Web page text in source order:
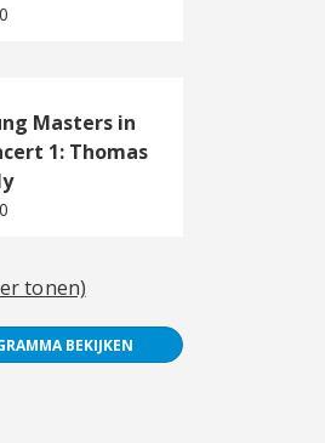
Masters in
1: Thomas
tonen)
BEKIJKEN